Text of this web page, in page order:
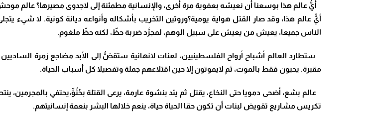
أيُّ عالم هذا بوسعنا أن نعيشه بعفوية مرة أخرى، والإنسانية مطمئنة إلى لاجدوى مصيرها؟ عالم
أيُّ عالم هذا، وقد صار القتل هواية يومية؟وروتين التخريب بأشكاله وأنواعه ديانة كونية. لا شيء
الناس جميعا، يعيش من يعيش على سبيل الوهم، لمجرَّد ضربة حظّ، لكنه حظّ ملغوم.
ستطارد العالم أشباح أرواح الفلسطينيين، لعنات لانهائية ستقضُّ إلى الأبد مضاجع زمرة الساديين
مقبرة. يحيون فقط بالموت، ثم لايموتون إلا حين اقتلاعهم جملة وتفصيلا كل أسباب الحياة.
عالم بشع، أضحى دمويا حتى النخاع، يقتل ثم يئد بنشوة عارمة، يرعى القتلة بحُنُوٍّ،يحتفي بالمجرمين،
تكريس مشاريع تقويض لبنات أن تكون حقا الحياة حياة، ينعم خلالها البشر بنعمة إنسانيتهم.